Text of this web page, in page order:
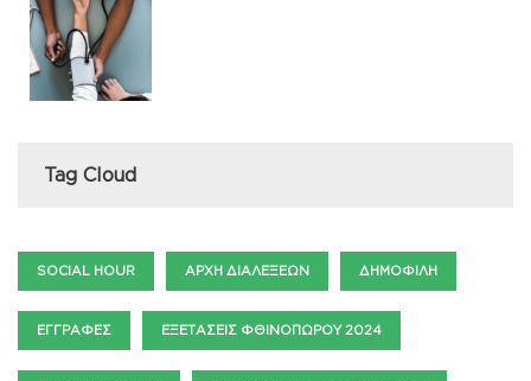
Tag Cloud
SOCIAL HOUR ΑΡΧΉ ΔΙΑΛΈΞΕΩΝ ΔΗΜΟΦΙΛΉ
ΕΓΓΡΑΦΈΣ ΕΞΕΤΆΣΕΙΣ ΦΘΙΝΟΠΏΡΟΥ 2024